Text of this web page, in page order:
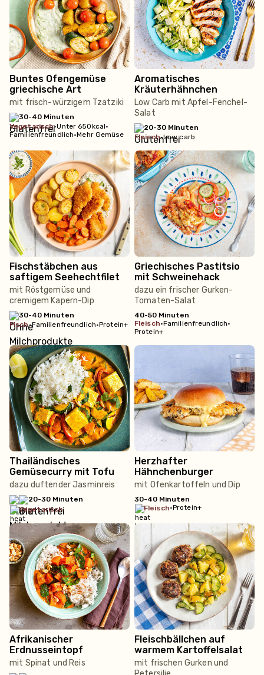
Buntes Ofengemüse
griechische Art
mit frisch-würzigem Tzatziki
30-40 Minuten
vegetarisch•Unter 650kcal•
Familienfreundlich•Mehr Gemüse
Aromatisches
Kräuterhähnchen
Low Carb mit Apfel-Fenchel-
Salat
20-30 Minuten
fleisch•Low carb
Fischstäbchen aus
saftigem Seehechtfilet
mit Röstgemüse und
cremigem Kapern-Dip
30-40 Minuten
fisch•Familienfreundlich•Protein+
Griechisches Pastitsio
mit Schweinehack
dazu ein frischer Gurken-
Tomaten-Salat
40-50 Minuten
fleisch•Familienfreundlich•
Protein+
Thailändisches
Gemüsecurry mit Tofu
dazu duftender Jasminreis
20-30 Minuten
vegetarisch
Herzhafter
Hähnchenburger
mit Ofenkartoffeln und Dip
30-40 Minuten
fleisch•Protein+
Afrikanischer
Erdnusseintopf
mit Spinat und Reis
Fleischbällchen auf
warmem Kartoffelsalat
mit frischen Gurken und